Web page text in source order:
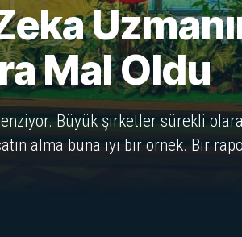
Mal Oldu
Büyük şirketler sürekli
alma buna iyi bir örnek. Bir